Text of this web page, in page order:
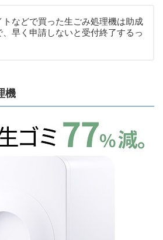
トなどで買った生ごみ処理機は助成
、早く申請しないと受付終了するっ
機